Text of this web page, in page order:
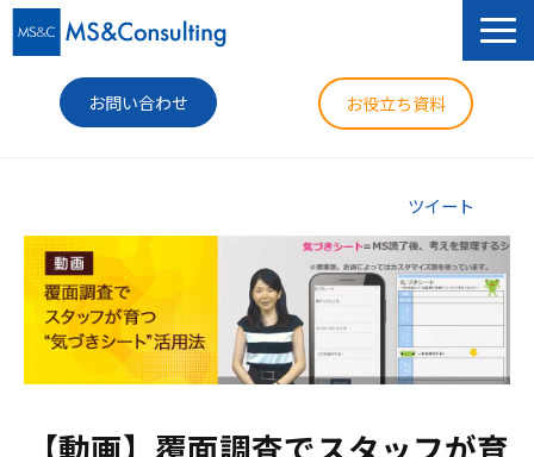
お問い合わせ お役立ち資料
セミナー
導入事例
コラム
ツイート